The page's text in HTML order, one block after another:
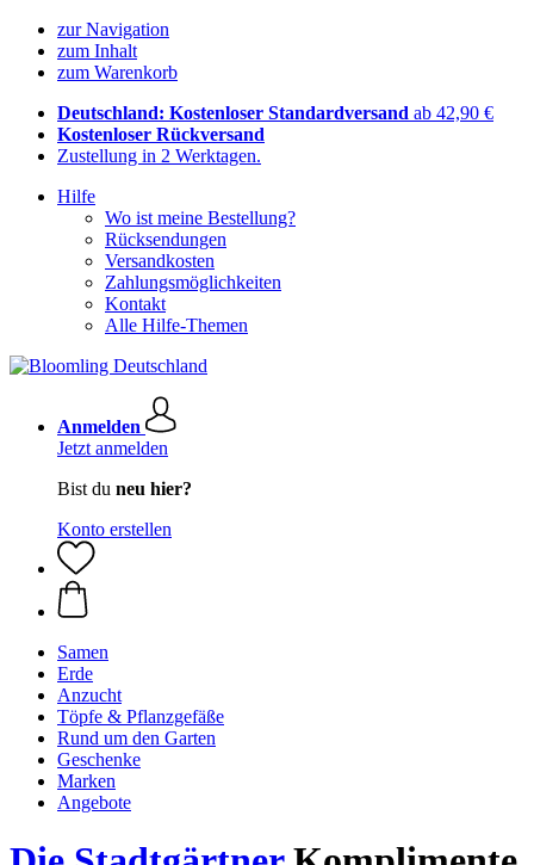
zur Navigation
zum Inhalt
zum Warenkorb
Deutschland: Kostenloser Standardversand ab 42,90 €
Kostenloser Rückversand
Zustellung in 2 Werktagen.
Hilfe
Wo ist meine Bestellung?
Rücksendungen
Versandkosten
Zahlungsmöglichkeiten
Kontakt
Alle Hilfe-Themen
Anmelden
Jetzt anmelden
Bist du neu hier?
Konto erstellen
Samen
Erde
Anzucht
Töpfe & Pflanzgefäße
Rund um den Garten
Geschenke
Marken
Angebote